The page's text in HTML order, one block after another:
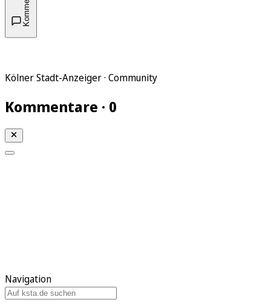
Kölner Stadt-Anzeiger · Community
Kommentare · 0
Navigation